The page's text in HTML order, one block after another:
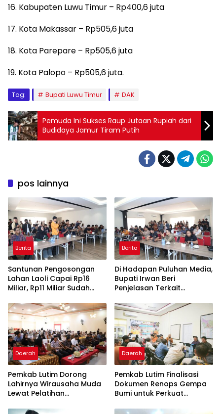
16. Kabupaten Luwu Timur – Rp400,6 juta
17. Kota Makassar – Rp505,6 juta
18. Kota Parepare – Rp505,6 juta
19. Kota Palopo – Rp505,6 juta.
Tag: Bupati Luwu Timur DAK
Pemuda Ini Sukses Raup Jutaan Rupiah dari
Budidaya Jamur Tiram Putih
pos lainnya
Berita
Santunan Pengosongan
Lahan Laoli Capai Rp16
Miliar, Rp11 Miliar Sudah
Berita
Di Hadapan Puluhan Media,
Bupati Irwan Beri
Penjelasan Terkait
Daerah
Pemkab Lutim Dorong
Lahirnya Wirausaha Muda
Lewat Pelatihan
Daerah
Pemkab Lutim Finalisasi
Dokumen Renops Gempa
Bumi untuk Perkuat